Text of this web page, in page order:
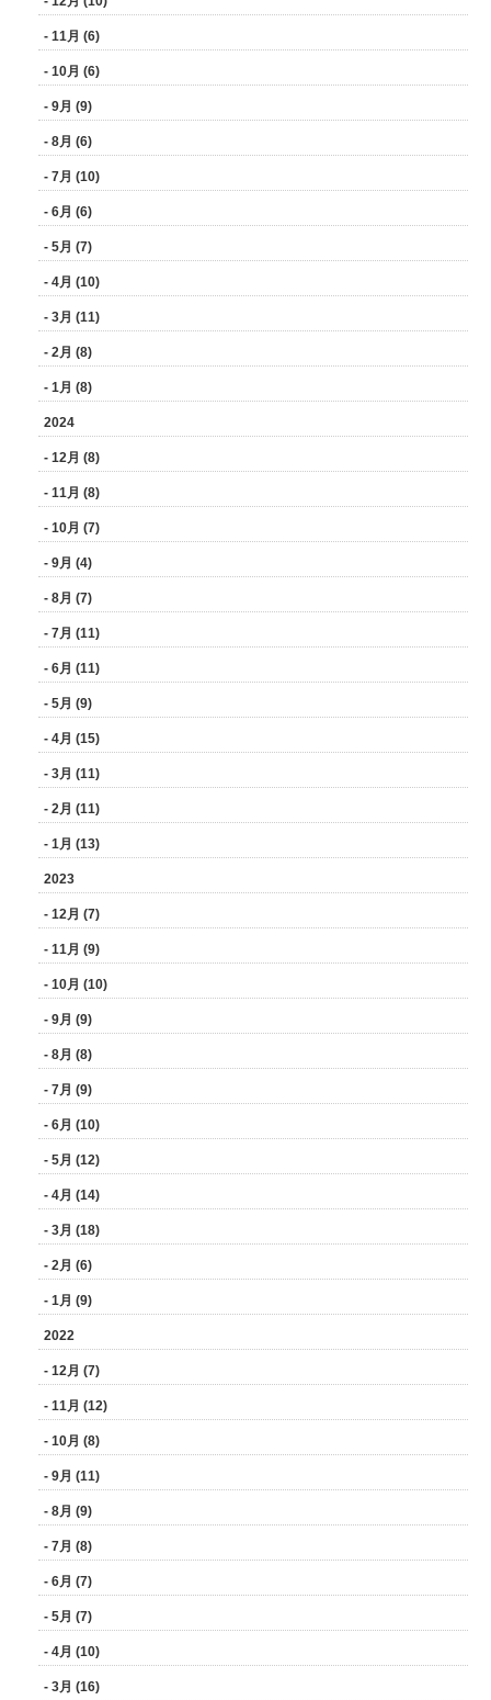
- 11月 (6)
- 10月 (6)
- 9月 (9)
- 8月 (6)
- 7月 (10)
- 6月 (6)
- 5月 (7)
- 4月 (10)
- 3月 (11)
- 2月 (8)
- 1月 (8)
2024
- 12月 (8)
- 11月 (8)
- 10月 (7)
- 9月 (4)
- 8月 (7)
- 7月 (11)
- 6月 (11)
- 5月 (9)
- 4月 (15)
- 3月 (11)
- 2月 (11)
- 1月 (13)
2023
- 12月 (7)
- 11月 (9)
- 10月 (10)
- 9月 (9)
- 8月 (8)
- 7月 (9)
- 6月 (10)
- 5月 (12)
- 4月 (14)
- 3月 (18)
- 2月 (6)
- 1月 (9)
2022
- 12月 (7)
- 11月 (12)
- 10月 (8)
- 9月 (11)
- 8月 (9)
- 7月 (8)
- 6月 (7)
- 5月 (7)
- 4月 (10)
- 3月 (16)